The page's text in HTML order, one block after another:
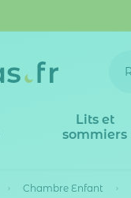
Lits et
sommiers
Chambre Enfant